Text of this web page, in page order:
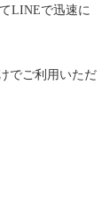
LINEで迅速に
でご利用いただ